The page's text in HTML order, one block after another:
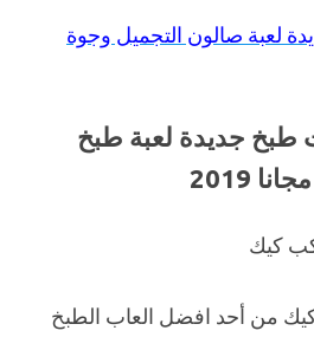
لعبة صالون التجميل وجوة
طبخ جديدة لعبة طبخ
2019
من أحد افضل العاب الطبخ